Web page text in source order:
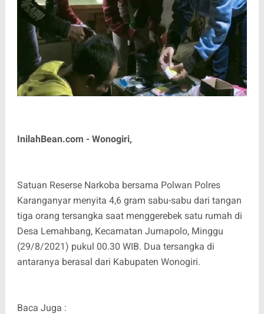
InilahBean.com - Wonogiri,
Satuan Reserse Narkoba bersama Polwan Polres
Karanganyar menyita 4,6 gram sabu-sabu dari tangan
tiga orang tersangka saat menggerebek satu rumah di
Desa Lemahbang, Kecamatan Jumapolo, Minggu
(29/8/2021) pukul 00.30 WIB. Dua tersangka di
antaranya berasal dari Kabupaten Wonogiri.
Baca Juga :